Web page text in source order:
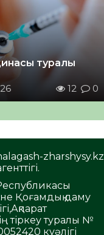
туралы
12 0
zharshysy.kz
Қоғамдық даму
тіркеу туралы №
куәлігі